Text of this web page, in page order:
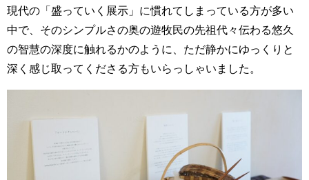
現代の「盛っていく展示」に慣れてしまっている方が多い
中で、そのシンプルさの奥の遊牧民の先祖代々伝わる悠久
の智慧の深度に触れるかのように、ただ静かにゆっくりと
深く感じ取ってくださる方もいらっしゃいました。